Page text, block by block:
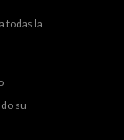
todas la
su